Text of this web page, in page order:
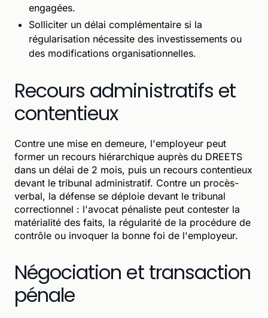
engagées.
Solliciter un délai complémentaire si la
régularisation nécessite des investissements ou
des modifications organisationnelles.
Recours administratifs et
contentieux
Contre une mise en demeure, l'employeur peut
former un recours hiérarchique auprès du DREETS
dans un délai de 2 mois, puis un recours contentieux
devant le tribunal administratif. Contre un procès-
verbal, la défense se déploie devant le tribunal
correctionnel : l'avocat pénaliste peut contester la
matérialité des faits, la régularité de la procédure de
contrôle ou invoquer la bonne foi de l'employeur.
Négociation et transaction
pénale